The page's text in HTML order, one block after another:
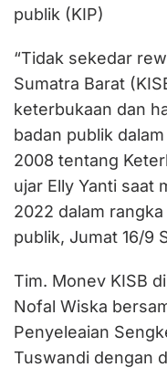
publik (KIP)
“Tidak sekedar
Sumatra Barat
keterbukaan dan
badan publik
2008 tentang
ujar Elly Yanti saat
2022 dalam
publik, Jumat 16/9
Tim. Monev KISB
Nofal Wiska
Penyeleaian
Tuswandi dengan